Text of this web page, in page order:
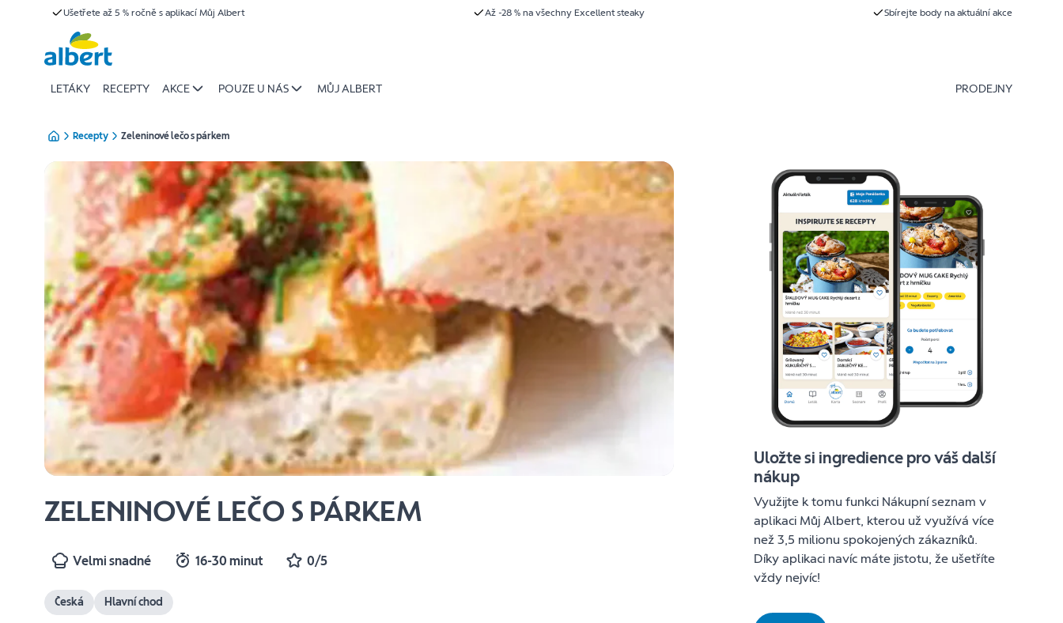
Ušetřete až 5 % ročně s aplikací Můj Albert Až -28 % na všechny Excellent steaky Sbírejte body na aktuální akce
LETÁKY RECEPTY AKCE POUZE U NÁS MŮJ ALBERT PRODEJNY
Recepty Zeleninové lečo s párkem
ZELENINOVÉ LEČO S PÁRKEM
Velmi snadné 16-30 minut 0/5
Česká Hlavní chod
Uložte si ingredience pro váš další
nákup
Využijte k tomu funkci Nákupní seznam v
aplikaci Můj Albert, kterou už využívá více
než 3,5 milionu spokojených zákazníků.
Díky aplikaci navíc máte jistotu, že ušetříte
vždy nejvíc!